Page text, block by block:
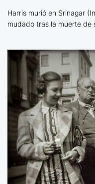
Harris murió en Srinagar
mudado tras la muerte de